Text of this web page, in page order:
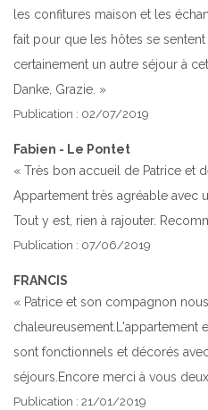
les confitures maison et les
fait pour que les hôtes se
certainement un autre séjour à
Danke, Grazie. »
Publication : 02/07/2019
Fabien - Le Pontet
« Très bon accueil de Patrice et
Appartement très agréable avec
Tout y est, rien à rajouter.
Publication : 07/06/2019
FRANCIS
« Patrice et son compagnon
chaleureusement.L'appartement
sont fonctionnels et décorés
séjours.Encore merci à vous
Publication : 21/01/2019